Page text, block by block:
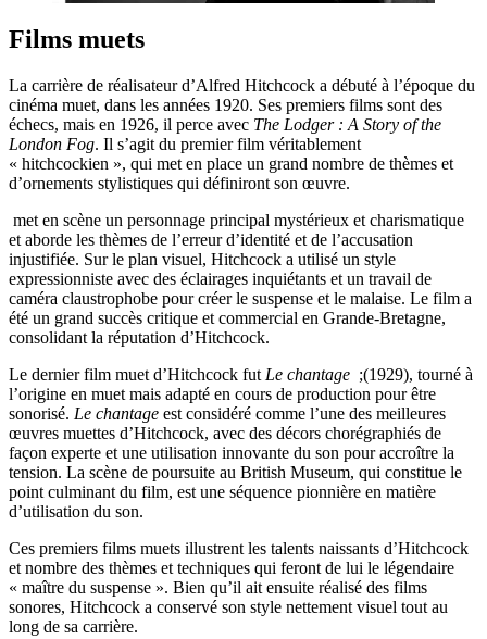
Films muets
La carrière de réalisateur d’Alfred Hitchcock a débuté à l’époque du
cinéma muet, dans les années 1920. Ses premiers films sont des
échecs, mais en 1926, il perce avec The Lodger : A Story of the
London Fog. Il s’agit du premier film véritablement
« hitchcockien », qui met en place un grand nombre de thèmes et
d’ornements stylistiques qui définiront son œuvre.
met en scène un personnage principal mystérieux et charismatique
et aborde les thèmes de l’erreur d’identité et de l’accusation
injustifiée. Sur le plan visuel, Hitchcock a utilisé un style
expressionniste avec des éclairages inquiétants et un travail de
caméra claustrophobe pour créer le suspense et le malaise. Le film a
été un grand succès critique et commercial en Grande-Bretagne,
consolidant la réputation d’Hitchcock.
Le dernier film muet d’Hitchcock fut Le chantage ;(1929), tourné à
l’origine en muet mais adapté en cours de production pour être
sonorisé. Le chantage est considéré comme l’une des meilleures
œuvres muettes d’Hitchcock, avec des décors chorégraphiés de
façon experte et une utilisation innovante du son pour accroître la
tension. La scène de poursuite au British Museum, qui constitue le
point culminant du film, est une séquence pionnière en matière
d’utilisation du son.
Ces premiers films muets illustrent les talents naissants d’Hitchcock
et nombre des thèmes et techniques qui feront de lui le légendaire
« maître du suspense ». Bien qu’il ait ensuite réalisé des films
sonores, Hitchcock a conservé son style nettement visuel tout au
long de sa carrière.